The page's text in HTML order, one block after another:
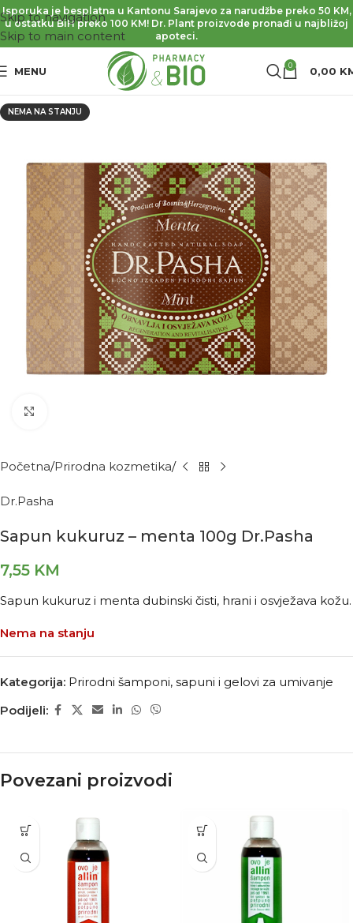
Skip to navigation
Skip to main content
Isporuka je besplatna u Kantonu Sarajevo za narudžbe preko 50 KM,
u ostatku BiH preko 100 KM! Dr. Plant proizvode pronađi u najbližoj
apoteci.
MENU 0 0,00
NEMA NA STANJU
Početna Prirodna kozmetika
Dr.Pasha
Sapun kukuruz – menta 100g Dr.Pasha
7,55 KM
Sapun kukuruz i menta dubinski čisti, hrani i osvježava kožu.
Nema na stanju
Kategorija: Prirodni šamponi, sapuni i gelovi za umivanje
Podijeli:
Povezani proizvodi